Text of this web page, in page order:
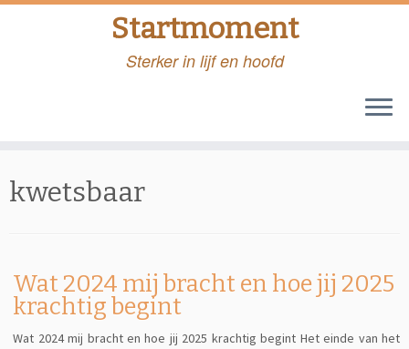
to
content
Startmoment
Sterker in lijf en hoofd
kwetsbaar
Wat 2024 mij bracht en hoe jij 2025
krachtig begint
Wat 2024 mij bracht en hoe jij 2025 krachtig begint Het einde van het